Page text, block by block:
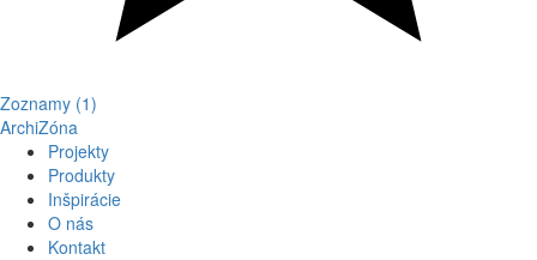
Zoznamy (1)
ArchiZóna
Projekty
Produkty
Inšpirácie
O nás
Kontakt